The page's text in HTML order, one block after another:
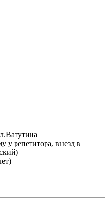
у репетитора, выезд в
)